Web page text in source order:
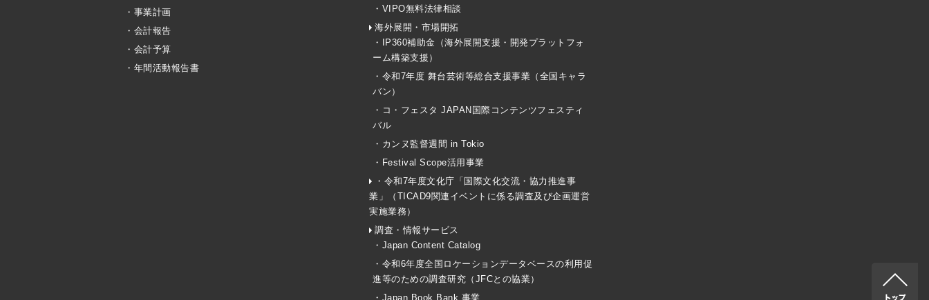
・事業計画
・会計報告
・会計予算
・年間活動報告書
・VIPO無料法律相談
海外展開・市場開拓
・IP360補助金（海外展開支援・開発プラットフォ
ーム構築支援）
・令和7年度 舞台芸術等総合支援事業（全国キャラ
バン）
・コ・フェスタ JAPAN国際コンテンツフェスティ
バル
・カンヌ監督週間 in Tokio
・Festival Scope活用事業
・令和7年度文化庁「国際文化交流・協力推進事
業」（TICAD9関連イベントに係る調査及び企画運営
実施業務）
調査・情報サービス
・Japan Content Catalog
・令和6年度全国ロケーションデータベースの利用促
進等のための調査研究（JFCとの協業）
・Japan Book Bank 事業